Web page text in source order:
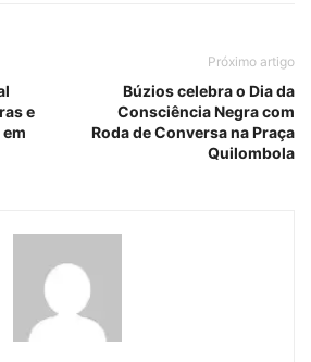
e
Próximo artigo
Búzios celebra o Dia da
Consciência Negra com
Roda de Conversa na Praça
Quilombola